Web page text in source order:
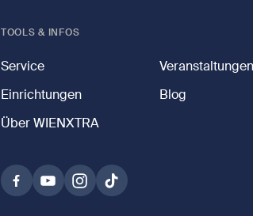
TOOLS & INFOS
Service Veranstaltungen
Einrichtungen
Blog
Über WIENXTRA